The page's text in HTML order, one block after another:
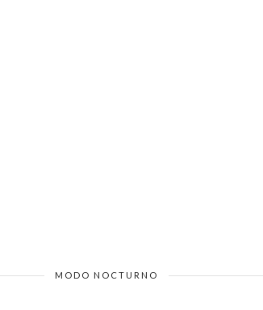
MODO NOCTURNO